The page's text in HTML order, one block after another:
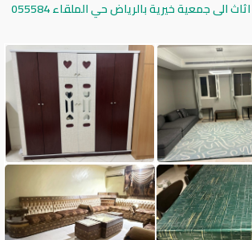
دينا توصيل اثاث الى جمعية خيرية بالرياض حي الملقاء 055584